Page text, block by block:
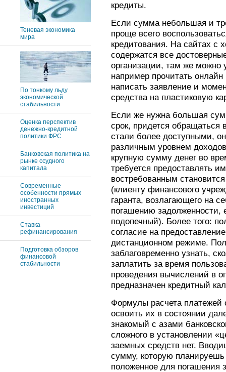
Теневая экономика
мира
По тонкому льду
экономической
стабильности
Оценка перспектив
денежно-кредитной
политики ФРС
Банковская политика на
рынке ссудного
капитала
Современные
особенности прямых
иностранных
инвестиций
Ставка
рефинансирования
Подготовка обзоров
финансовой
стабильности
кредиты.
Если сумма небольшая и
проще всего
кредитования. На сайтах с
содержатся все
организации, там же можно
например прочитать
написать заявление и
средства на пластиковую
Если же нужна большая
срок, придется обращаться
стали более доступными,
различным уровнем
крупную сумму денег во
требуется предоставлять
востребованным
(клиенту финансового
гаранта, возлагающего на
погашению задолженности,
подопечный). Более того:
согласие на
дистанционном режиме.
заблаговременно узнать,
заплатить за время
проведения вычислений в
предназначен кредитный
Формулы расчета платежей
освоить их в состоянии
знакомый с азами
сложного в установлении
заемных средств нет.
сумму, которую
положенное для погашения